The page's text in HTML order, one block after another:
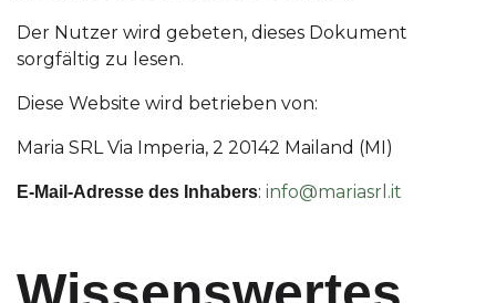
Der Nutzer wird gebeten, dieses Dokument
sorgfältig zu lesen.
Diese Website wird betrieben von:
Maria SRL Via Imperia, 2 20142 Mailand (MI)
E-Mail-Adresse des Inhabers: info@mariasrl.it